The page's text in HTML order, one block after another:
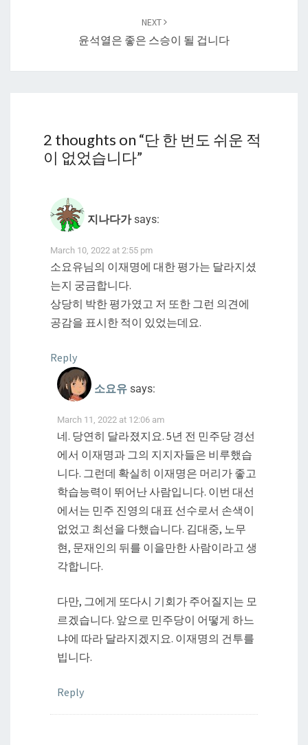
NEXT
윤석열은 좋은 스승이 될 겁니다
2 thoughts on “단 한 번도 쉬운 적
이 없었습니다”
지나다가 says:
March 10, 2022 at 2:55 pm
소요유님의 이재명에 대한 평가는 달라지셨
는지 궁금합니다.
상당히 박한 평가였고 저 또한 그런 의견에
공감을 표시한 적이 있었는데요.
Reply
소요유 says:
March 11, 2022 at 12:06 am
네. 당연히 달라졌지요. 5년 전 민주당 경선
에서 이재명과 그의 지지자들은 비루했습
니다. 그런데 확실히 이재명은 머리가 좋고
학습능력이 뛰어난 사람입니다. 이번 대선
에서는 민주 진영의 대표 선수로서 손색이
없었고 최선을 다했습니다. 김대중, 노무
현, 문재인의 뒤를 이을만한 사람이라고 생
각합니다.
다만, 그에게 또다시 기회가 주어질지는 모
르겠습니다. 앞으로 민주당이 어떻게 하느
냐에 따라 달라지겠지요. 이재명의 건투를
빕니다.
Reply